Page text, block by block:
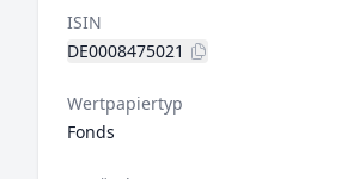
ISIN
DE0008475021
Wertpapiertyp
Fonds